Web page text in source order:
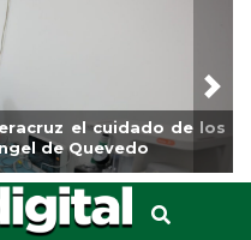
La ciudad de Veracruz
de Reforestación 2026